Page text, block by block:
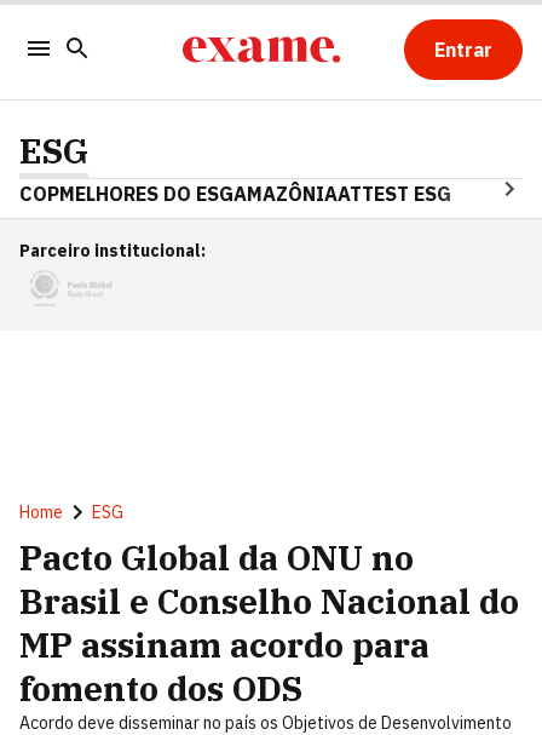
Entrar
ESG
COPMELHORES DO ESGAMAZÔNIAATTEST ESG
Parceiro institucional:
Home ESG
Pacto Global da ONU no
Brasil e Conselho Nacional do
MP assinam acordo para
fomento dos ODS
Acordo deve disseminar no país os Objetivos de Desenvolvimento